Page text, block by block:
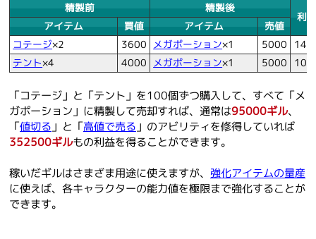
精製前 精製後
利益
アイテム 買値 アイテム
売値
コテージ×2 3600 メガポーション×1 5000
テント×4 4000 メガポーション×1 5000
「コテージ」と「テント」を100個ずつ購入して、すべて「メ
ガポーション」に精製して売却すれば、通常は95000ギル、
「値切る 」と「高値で売る 」のアビリティを修得していれば
352500ギルもの利益を得ることができます。
稼いだギルはさまざま用途に使えますが、 強化アイテムの量産
に使えば、各キャラクターの能力値を極限まで強化することが
できます。